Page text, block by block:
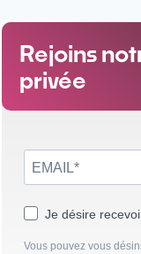
Rejoins
privée
Je désire
Vous pouvez vous